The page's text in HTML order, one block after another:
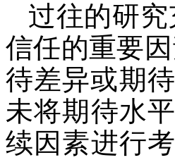
过往的研
信任的重要
待差异或期
未将期待水
续因素进行